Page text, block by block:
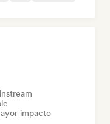
impacto